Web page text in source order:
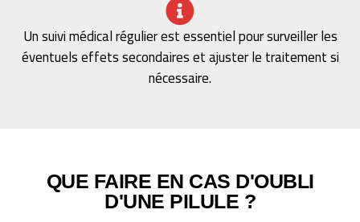
Un suivi médical régulier est essentiel pour surveiller les
éventuels effets secondaires et ajuster le traitement si
nécessaire.
QUE FAIRE EN CAS D'OUBLI
D'UNE PILULE ?